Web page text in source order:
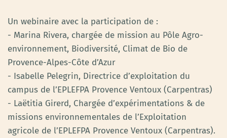
Un webinaire avec la participation de :
- Marina Rivera, chargée de mission au Pôle Agro-
environnement, Biodiversité, Climat de Bio de
Provence-Alpes-Côte d’Azur
- Isabelle Pelegrin, Directrice d’exploitation du
campus de l’EPLEFPA Provence Ventoux (Carpentras)
- Laëtitia Girerd, Chargée d’expérimentations & de
missions environnementales de l’Exploitation
agricole de l’EPLEFPA Provence Ventoux (Carpentras).